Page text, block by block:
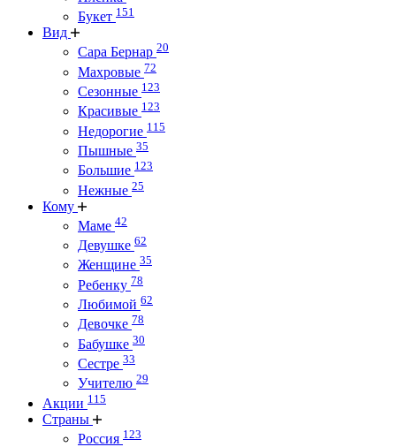
Букет 151
Вид
Сара Бернар 20
Махровые 72
Сезонные 123
Красивые 123
Недорогие 115
Пышные 35
Большие 123
Нежные 25
Кому
Маме 42
Девушке 62
Женщине 35
Ребенку 78
Любимой 62
Девочке 78
Бабушке 30
Сестре 33
Учителю 29
Акции 115
Страны
Россия 123